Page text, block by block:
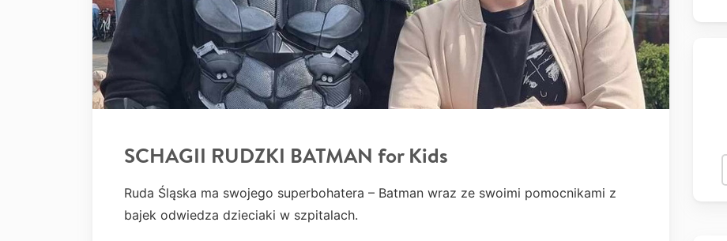
SCHAGII RUDZKI BATMAN for Kids
Ruda Śląska ma swojego superbohatera – Batman wraz ze swoimi pomocnikami z
bajek odwiedza dzieciaki w szpitalach.